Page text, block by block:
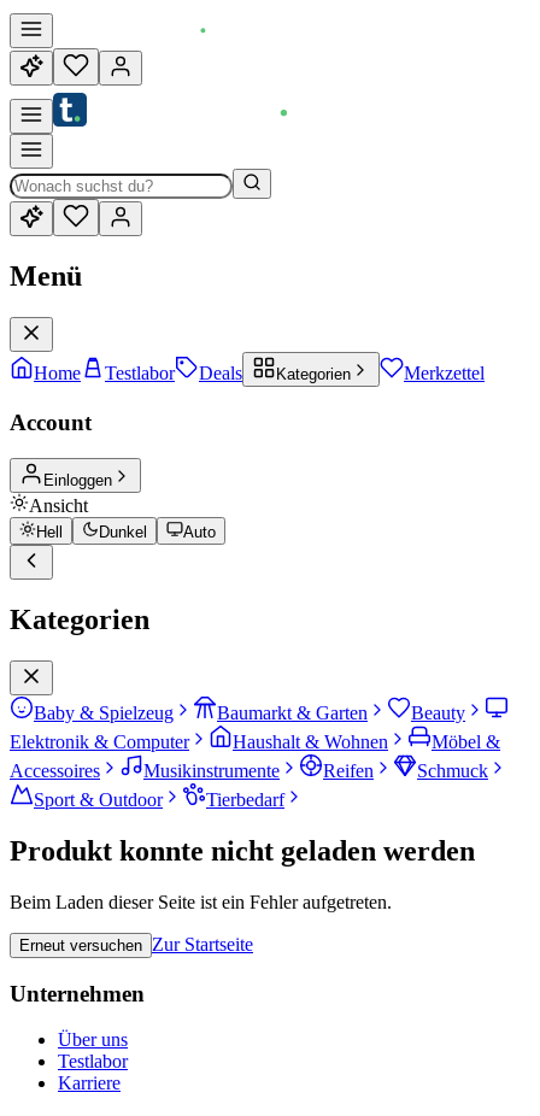
Menü
Home Testlabor Deals Kategorien Merkzettel
Account
Einloggen
Ansicht
Hell Dunkel Auto
Kategorien
Baby & Spielzeug Baumarkt & Garten
Beauty
Elektronik & Computer
Haushalt & Wohnen
Möbel &
Accessoires
Musikinstrumente Reifen
Schmuck
Sport & Outdoor
Tierbedarf
Produkt konnte nicht geladen werden
Beim Laden dieser Seite ist ein Fehler aufgetreten.
Erneut versuchen Zur Startseite
Unternehmen
Über uns
Testlabor
Karriere